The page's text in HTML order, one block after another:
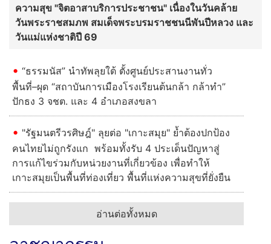
ความสุข "จิตอาสาบริการประชาชน" เนื่องในวันคล้าย
วันพระราชสมภพ สมเด็จพระบรมราชชนนีพันปีหลวง และ
วันแม่แห่งชาติปี 69
“ธรรมนัส” นำทัพลุยใต้ ตั้งศูนย์ประสานงานทั่ว
พื้นที่–ผุด “สถาบันการเมืองโรงเรียนต้นกล้า กล้าทำ”
ปักธง 3 จชต. และ 4 อำเภอสงขลา
"รัฐมนตรีวรศิษฎ์" ลุยต่อ "เกาะสมุย" ย้ำต้องปกป้อง
คนไทยไม่ถูกรังแก พร้อมทั้งรับ 4 ประเด็นปัญหาสู่
การแก้ไขร่วมกับหน่วยงานที่เกี่ยวข้อง เพื่อทำให้
เกาะสมุยเป็นพื้นที่ท่องเที่ยว พื้นที่แห่งความสุขที่ยั่งยืน
อ่านต่อทั้งหมด